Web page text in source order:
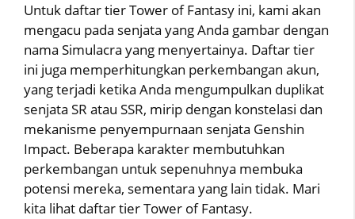
Untuk daftar tier Tower of Fantasy ini, kami akan
mengacu pada senjata yang Anda gambar dengan
nama Simulacra yang menyertainya. Daftar tier
ini juga memperhitungkan perkembangan akun,
yang terjadi ketika Anda mengumpulkan duplikat
senjata SR atau SSR, mirip dengan konstelasi dan
mekanisme penyempurnaan senjata Genshin
Impact. Beberapa karakter membutuhkan
perkembangan untuk sepenuhnya membuka
potensi mereka, sementara yang lain tidak. Mari
kita lihat daftar tier Tower of Fantasy.